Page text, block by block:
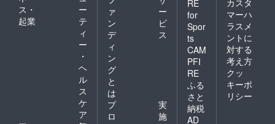
ス・
起業
ー
テ
ィ
ー
・
ヘ
ル
ス
ケ
ア
ァ
ン
デ
ィ
ン
グ
と
は
ー
ビ
ス
プ
ロ
実
施
RE
for
Spor
ts
CAM
PFI
RE
ふる
さと
納税
AD
マーハ
ラスメ
ントに
対する
考え方
クッ
キーポ
リシー